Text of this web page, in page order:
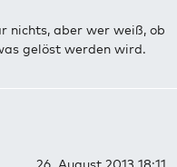
nichts, aber wer weiß, ob
gelöst werden wird.